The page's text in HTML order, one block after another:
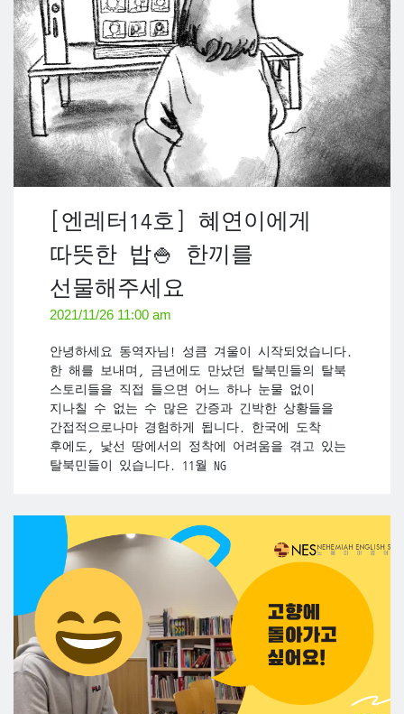
[엔레터14호] 혜연이에게
따뜻한 밥🍚 한끼를
선물해주세요
2021/11/26 11:00 am
안녕하세요 동역자님! 성큼 겨울이 시작되었습니다.
한 해를 보내며, 금년에도 만났던 탈북민들의 탈북
스토리들을 직접 들으면 어느 하나 눈물 없이
지나칠 수 없는 수 많은 간증과 긴박한 상황들을
간접적으로나마 경험하게 됩니다. 한국에 도착
후에도, 낯선 땅에서의 정착에 어려움을 겪고 있는
탈북민들이 있습니다. 11월 NG